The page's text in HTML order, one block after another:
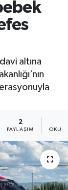
altına
2
PAYLAŞIM